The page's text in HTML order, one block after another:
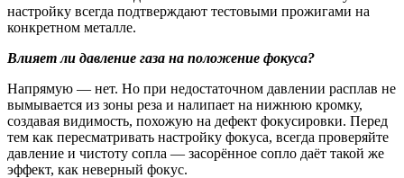
настройку всегда подтверждают тестовыми прожигами на
конкретном металле.
Влияет ли давление газа на положение фокуса?
Напрямую — нет. Но при недостаточном давлении расплав не
вымывается из зоны реза и налипает на нижнюю кромку,
создавая видимость, похожую на дефект фокусировки. Перед
тем как пересматривать настройку фокуса, всегда проверяйте
давление и чистоту сопла — засорённое сопло даёт такой же
эффект, как неверный фокус.